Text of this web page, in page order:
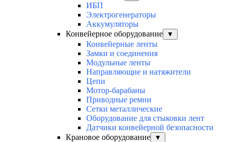
ИБП
Электрогенераторы
Аккумуляторы
Конвейерное оборудование
▼
Конвейерные ленты
Замки и соединения
Модульные ленты
Направляющие и натяжители
Цепи
Мотор-барабаны
Приводные ремни
Сетки металлические
Оборудование для стыковки лент
Датчики конвейерной безопасности
Крановое оборудование
▼